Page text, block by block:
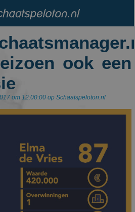
ook een
om 12:00:00 op Schaatspeloton.nl